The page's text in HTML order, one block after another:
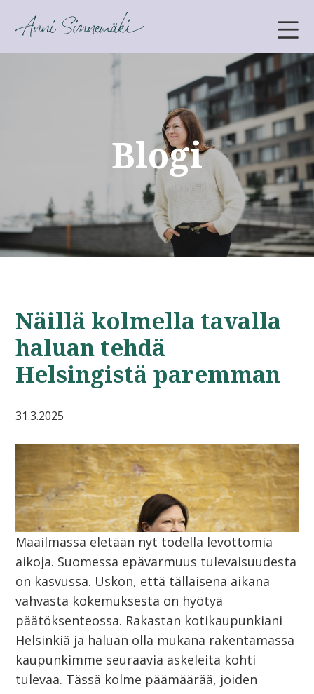
ANNI SINNEMÄKI
Blogi
Näillä kolmella tavalla
haluan tehdä
Helsingistä paremman
31.3.2025
Maailmassa eletään nyt todella levottomia
aikoja. Suomessa epävarmuus tulevaisuudesta
on kasvussa. Uskon, että tällaisena aikana
vahvasta kokemuksesta on hyötyä
päätöksenteossa. Rakastan kotikaupunkiani
Helsinkiä ja haluan olla mukana rakentamassa
kaupunkimme seuraavia askeleita kohti
tulevaa. Tässä kolme päämäärää, joiden